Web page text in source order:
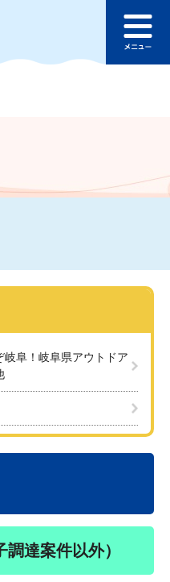
本文へ
ュ
阜！岐阜県アウトドア
達案件以外）